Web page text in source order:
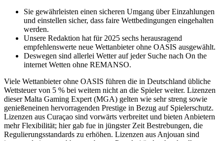
Sie gewährleisten einen sicheren Umgang über Einzahlungen
und einstellen sicher, dass faire Wettbedingungen eingehalten
werden.
Unsere Redaktion hat für 2025 sechs herausragend
empfehlenswerte neue Wettanbieter ohne OASIS ausgewählt.
Deswegen sind allerlei Wetter auf jeder Suche nach On the
internet Wetten ohne REMANSO.
Viele Wettanbieter ohne OASIS führen die in Deutschland übliche
Wettsteuer von 5 % bei weitem nicht an die Spieler weiter. Lizenzen
dieser Malta Gaming Expert (MGA) gelten wie sehr streng sowie
genießeneinen hervorragenden Prestige in Bezug auf Spielerschutz.
Lizenzen aus Curaçao sind vorwärts verbreitet und bieten Anbietern
mehr Flexibilität; hier gab fue in jüngster Zeit Bestrebungen, die
Regulierungsstandards zu erhöhen. Lizenzen aus Anjouan sind